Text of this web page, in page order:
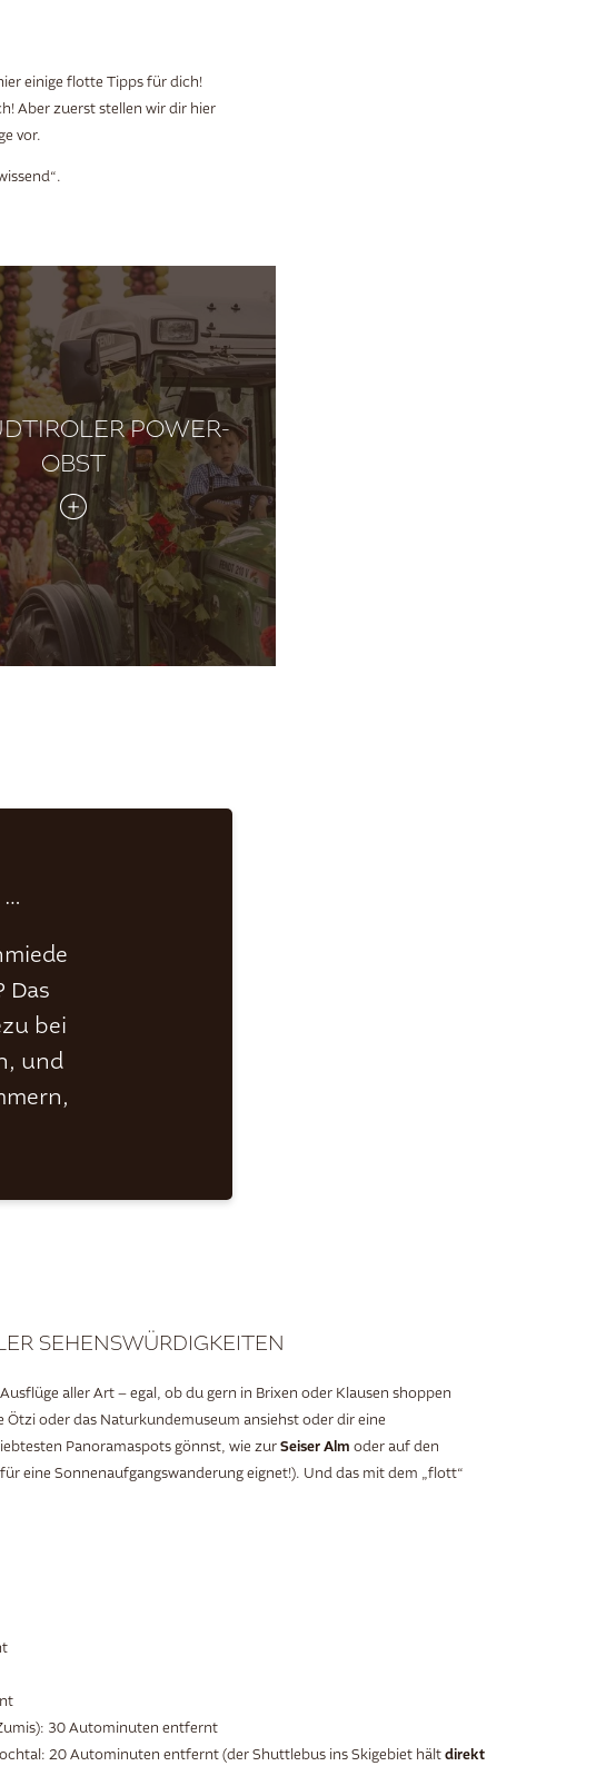
einige flotte Tipps für dich!
Aber zuerst stellen wir dir hier
vor.
POWER-
OBST
…
Das
bei
und
SEHENSWÜRDIGKEITEN
aller Art – egal, ob du gern in Brixen oder Klausen shoppen
Ötzi oder das Naturkundemuseum ansiehst oder dir eine
Panoramaspots gönnst, wie zurSeiser Alm oder auf den
eine Sonnenaufgangswanderung eignet!). Und das mit dem „flott“
30 Autominuten entfernt
20 Autominuten entfernt (der Shuttlebus ins Skigebiet hältdirekt